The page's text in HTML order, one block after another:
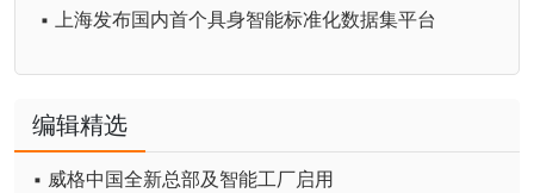
▪ 上海发布国内首个具身智能标准化数据集平台
编辑精选
▪ 威格中国全新总部及智能工厂启用